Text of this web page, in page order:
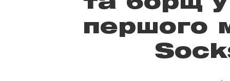
першого